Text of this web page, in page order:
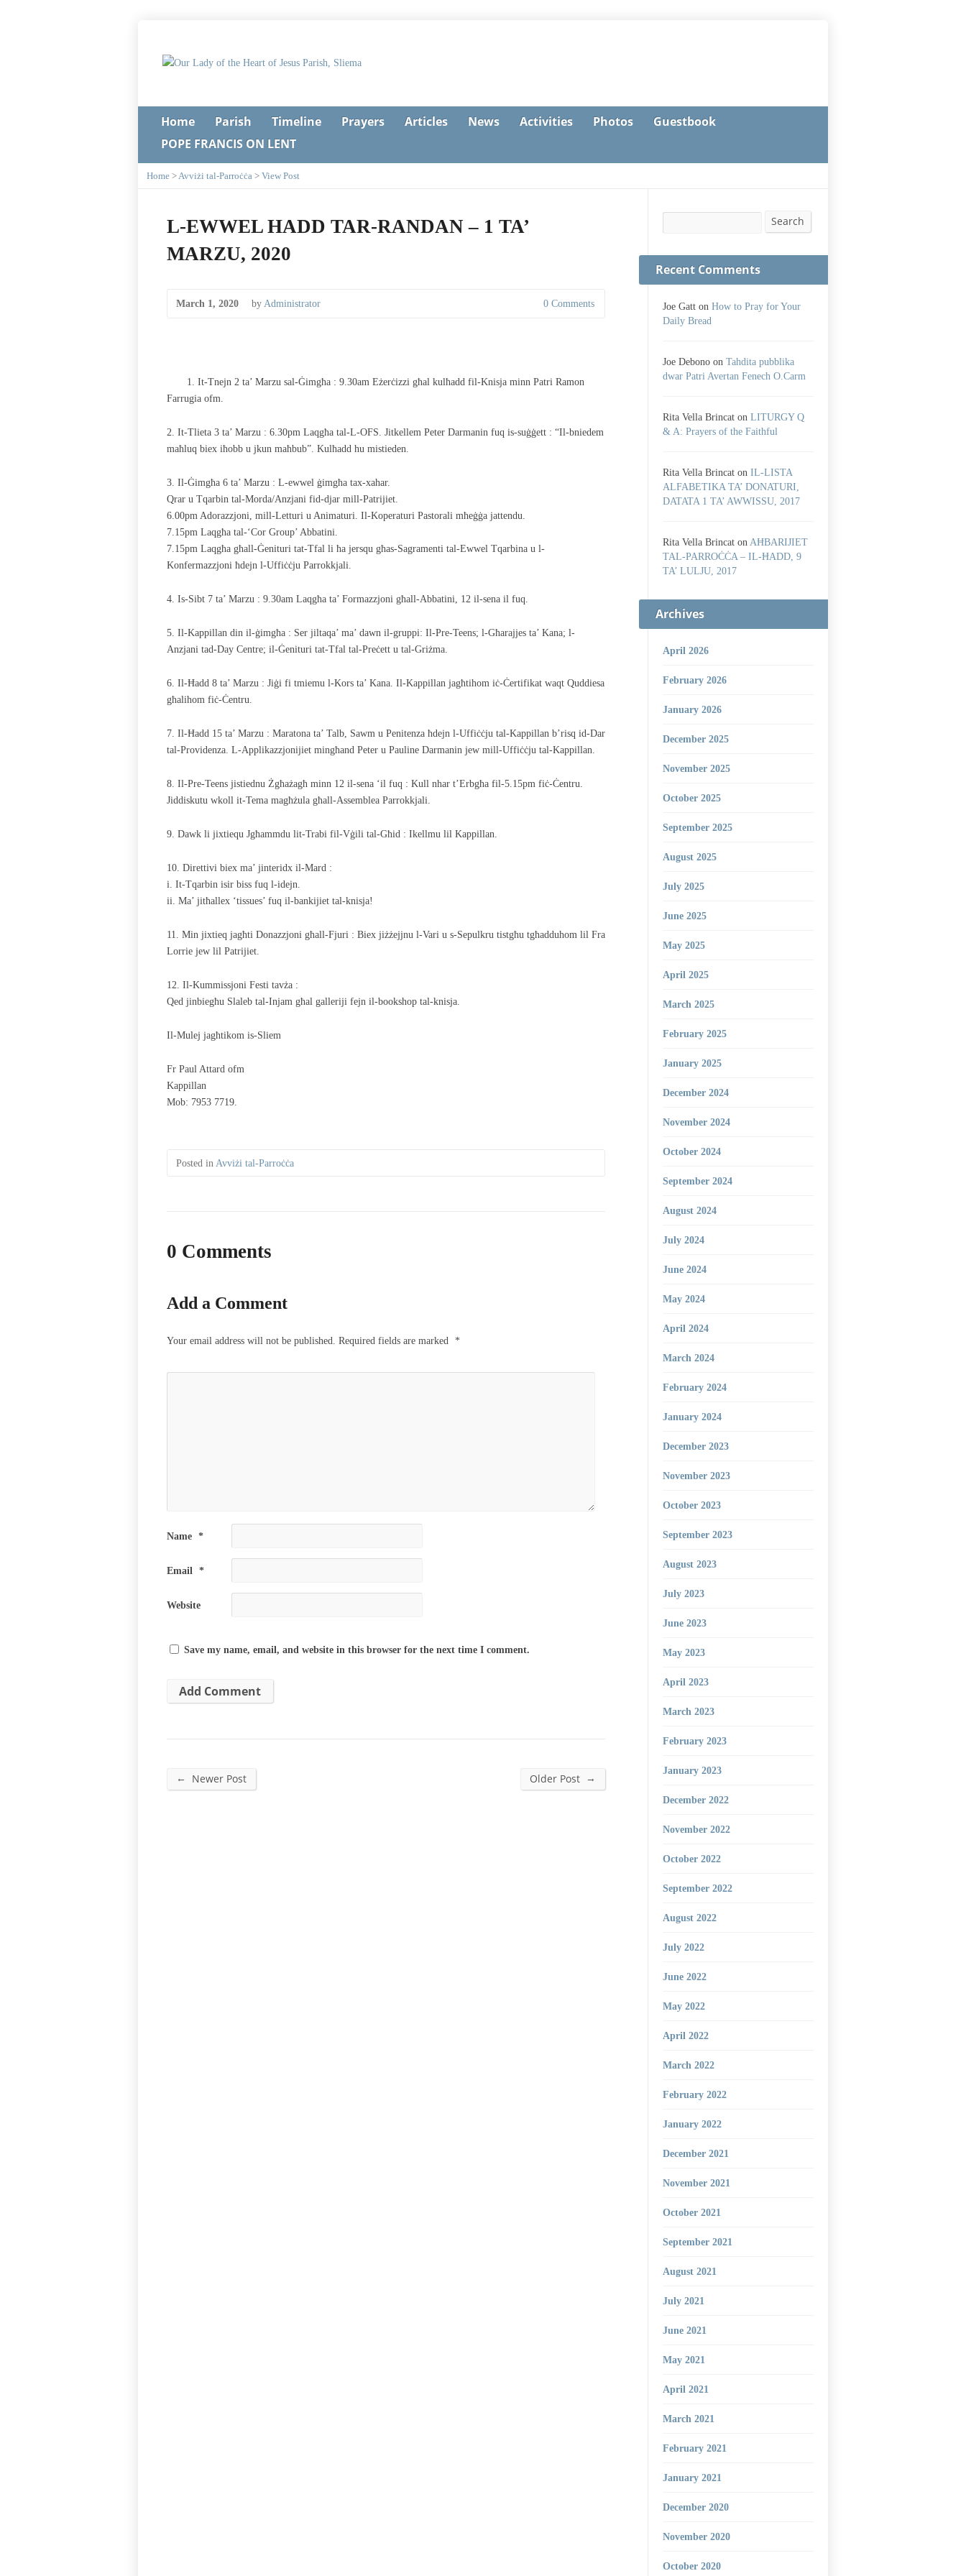
Home Parish Timeline Prayers Articles News Activities Photos
Guestbook
POPE FRANCIS ON LENT
Home >Avviżi tal-Parroċċa > View Post
L-EWWEL HADD TAR-RANDAN – 1 TA’
MARZU, 2020
March 1, 2020 by Administrator 0 Comments
1. It-Tnejn 2 ta’ Marzu sal-Ġimgħa : 9.30am Eżerċizzi għal kulħadd fil-Knisja minn Patri Ramon
Farrugia ofm.
2. It-Tlieta 3 ta’ Marzu : 6.30pm Laqgħa tal-L-OFS. Jitkellem Peter Darmanin fuq is-suġġett : “Il-bniedem
maħluq biex iħobb u jkun maħbub”. Kulħadd hu mistieden.
3. Il-Ġimgħa 6 ta’ Marzu : L-ewwel ġimgħa tax-xahar.
Qrar u Tqarbin tal-Morda/Anzjani fid-djar mill-Patrijiet.
6.00pm Adorazzjoni, mill-Letturi u Animaturi. Il-Koperaturi Pastorali mħeġġa jattendu.
7.15pm Laqgħa tal-‘Cor Group’ Abbatini.
7.15pm Laqgħa għall-Ġenituri tat-Tfal li ħa jersqu għas-Sagramenti tal-Ewwel Tqarbina u l-
Konfermazzjoni ħdejn l-Uffiċċju Parrokkjali.
4. Is-Sibt 7 ta’ Marzu : 9.30am Laqgħa ta’ Formazzjoni għall-Abbatini, 12 il-sena il fuq.
5. Il-Kappillan din il-ġimgħa : Ser jiltaqa’ ma’ dawn il-gruppi: Il-Pre-Teens; l-Għarajjes ta’ Kana; l-
Anzjani tad-Day Centre; il-Ġenituri tat-Tfal tal-Preċett u tal-Griżma.
6. Il-Ħadd 8 ta’ Marzu : Jiġi fi tmiemu l-Kors ta’ Kana. Il-Kappillan jagħtihom iċ-Ċertifikat waqt Quddiesa
għalihom fiċ-Ċentru.
7. Il-Ħadd 15 ta’ Marzu : Maratona ta’ Talb, Sawm u Penitenza ħdejn l-Uffiċċju tal-Kappillan b’risq id-Dar
tal-Providenza. L-Applikazzjonijiet mingħand Peter u Pauline Darmanin jew mill-Uffiċċju tal-Kappillan.
8. Il-Pre-Teens jistiednu Żgħażagħ minn 12 il-sena ‘il fuq : Kull nhar t’Erbgħa fil-5.15pm fiċ-Ċentru.
Jiddiskutu wkoll it-Tema magħżula għall-Assemblea Parrokkjali.
9. Dawk li jixtiequ Jgħammdu lit-Trabi fil-Vġili tal-Għid : Ikellmu lil Kappillan.
10. Direttivi biex ma’ jinteridx il-Mard :
i. It-Tqarbin isir biss fuq l-idejn.
ii. Ma’ jitħallex ‘tissues’ fuq il-bankijiet tal-knisja!
11. Min jixtieq jagħti Donazzjoni għall-Fjuri : Biex jiżżejjnu l-Vari u s-Sepulkru tistgħu tgħadduhom lil Fra
Lorrie jew lil Patrijiet.
12. Il-Kummissjoni Festi tavża :
Qed jinbiegħu Slaleb tal-Injam għal galleriji fejn il-bookshop tal-knisja.
Il-Mulej jagħtikom is-Sliem
Fr Paul Attard ofm
Kappillan
Mob: 7953 7719.
Posted in Avviżi tal-Parroċċa
0 Comments
Add a Comment
Your email address will not be published. Required fields are marked *
Name *
Email *
Website
Save my name, email, and website in this browser for the next time I comment.
← Newer Post Older Post →
Search
Recent Comments
Joe Gatt on How to Pray for Your
Daily Bread
Joe Debono on Tahdita pubblika
dwar Patri Avertan Fenech O.Carm
Rita Vella Brincat on LITURGY Q
& A: Prayers of the Faithful
Rita Vella Brincat on IL-LISTA
ALFABETIKA TA’ DONATURI,
DATATA 1 TA’ AWWISSU, 2017
Rita Vella Brincat on AĦBARIJIET
TAL-PARROĊĊA – IL-ĦADD, 9
TA’ LULJU, 2017
Archives
April 2026
February 2026
January 2026
December 2025
November 2025
October 2025
September 2025
August 2025
July 2025
June 2025
May 2025
April 2025
March 2025
February 2025
January 2025
December 2024
November 2024
October 2024
September 2024
August 2024
July 2024
June 2024
May 2024
April 2024
March 2024
February 2024
January 2024
December 2023
November 2023
October 2023
September 2023
August 2023
July 2023
June 2023
May 2023
April 2023
March 2023
February 2023
January 2023
December 2022
November 2022
October 2022
September 2022
August 2022
July 2022
June 2022
May 2022
April 2022
March 2022
February 2022
January 2022
December 2021
November 2021
October 2021
September 2021
August 2021
July 2021
June 2021
May 2021
April 2021
March 2021
February 2021
January 2021
December 2020
November 2020
October 2020